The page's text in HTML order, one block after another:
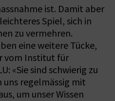
ist. Damit aber
Spiel, sich in
zu vermehren.
eine weitere Tücke,
vom Institut für
«Sie sind schwierig zu
uns regelmässig mit
um unser Wissen